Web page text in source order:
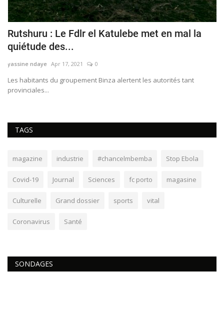
Rutshuru : Le Fdlr el Katulebe met en mal la
quiétude des...
yassine ndaye Apr 17, 2021 0
​​​​​​​Les habitants du groupement Binza alertent les autorités tant
provinciales...
TAGS
magazine industrie #chancelmbemba Stop Ebola
Covid-19 Journal Sciences fc porto magasine
Culturelle Grand dossier sports vital
Coronavirus Santé
SONDAGES